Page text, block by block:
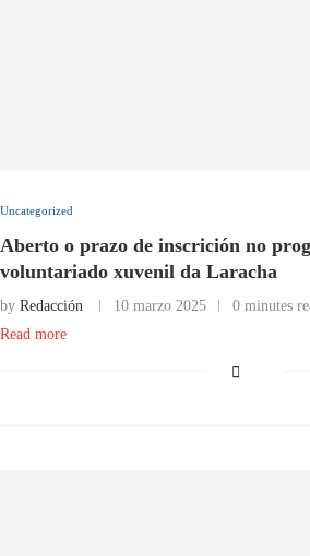
Uncategorized
Aberto o prazo de inscrición no
voluntariado xuvenil da Laracha
by Redacción 10 marzo 2025
0 minutes
Read more